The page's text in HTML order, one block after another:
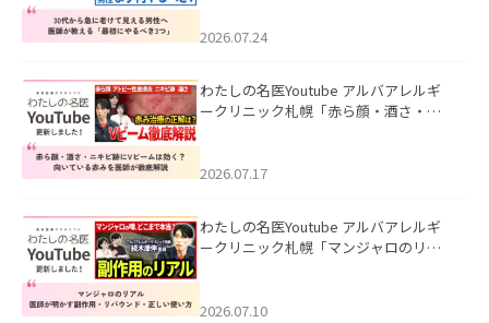
た。
2026.07.24
わたしの名医Youtube アルバアレルギ
ークリニック札幌「赤ら顔・酒さ・ニ
した。
2026.07.17
わたしの名医Youtube アルバアレルギ
ークリニック札幌「マンジャロのリア
た。
2026.07.10